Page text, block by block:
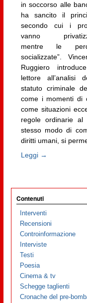
in soccorso alle
ha sancito il
secondo cui i
vanno
mentre le
socializzate”.
Ruggiero
lettore all’analisi
statuto criminale
come i momenti di
come situazioni
regole ordinarie
stesso modo di
diritti umani, si
Leggi →
Contenuti
Interventi
Recensioni
Controinformazione
Interviste
Testi
Poesia
Cinema & tv
Schegge taglienti
Cronache del pre-